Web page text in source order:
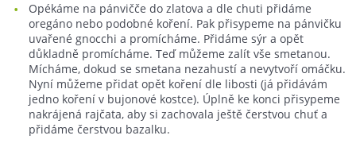
Opékáme na pánvičče do zlatova a dle chuti přidáme
oregáno nebo podobné koření. Pak přisypeme na pánvičku
uvařené gnocchi a promícháme. Přidáme sýr a opět
důkladně promícháme. Teď můžeme zalít vše smetanou.
Mícháme, dokud se smetana nezahustí a nevytvoří omáčku.
Nyní můžeme přidat opět koření dle libosti (já přidávám
jedno koření v bujonové kostce). Úplně ke konci přisypeme
nakrájená rajčata, aby si zachovala ještě čerstvou chuť a
přidáme čerstvou bazalku.